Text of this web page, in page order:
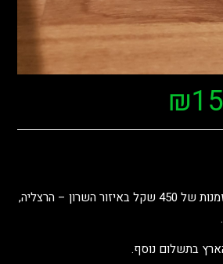
₪
משלוחים חינם החל מהזמנות של 450 שקל באיזור השרון – הרצליה,
בתשלום נוסף.